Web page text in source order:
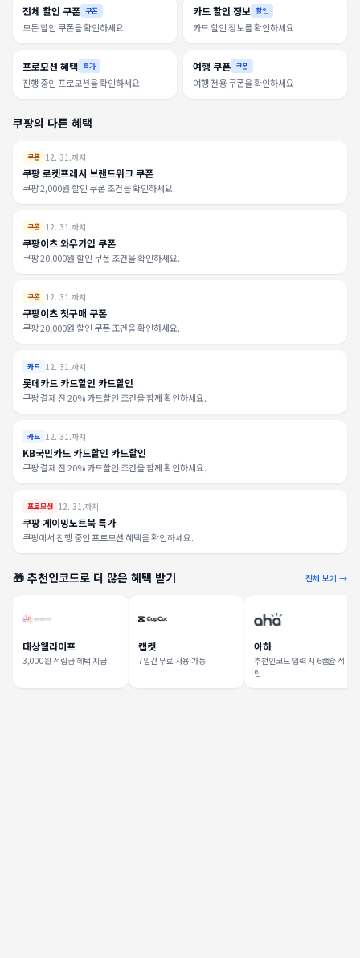
전체 할인 쿠폰 쿠폰
모든 할인 쿠폰을 확인하세요
카드 할인 정보 할인
카드 할인 정보를 확인하세요
프로모션 혜택 특가
진행 중인 프로모션을 확인하세요
여행 쿠폰 쿠폰
여행 전용 쿠폰을 확인하세요
쿠팡의 다른 혜택
쿠폰 12. 31.까지
쿠팡 로켓프레시 브랜드위크 쿠폰
쿠팡 2,000원 할인 쿠폰 조건을 확인하세요.
쿠폰 12. 31.까지
쿠팡이츠 와우가입 쿠폰
쿠팡 20,000원 할인 쿠폰 조건을 확인하세요.
쿠폰 12. 31.까지
쿠팡이츠 첫구매 쿠폰
쿠팡 20,000원 할인 쿠폰 조건을 확인하세요.
카드 12. 31.까지
롯데카드 카드할인 카드할인
쿠팡 결제 전 20% 카드할인 조건을 함께 확인하세요.
카드 12. 31.까지
KB국민카드 카드할인 카드할인
쿠팡 결제 전 20% 카드할인 조건을 함께 확인하세요.
프로모션 12. 31.까지
쿠팡 게이밍노트북 특가
쿠팡에서 진행 중인 프로모션 혜택을 확인하세요.
🎁 추천인코드로 더 많은 혜택 받기 전체 보기 →
대상웰라이프
3,000원 적립금 혜택 지급!
캡컷
7일간 무료 사용 가능
아하
추천인코드 입력 시 6캡슐 적
립